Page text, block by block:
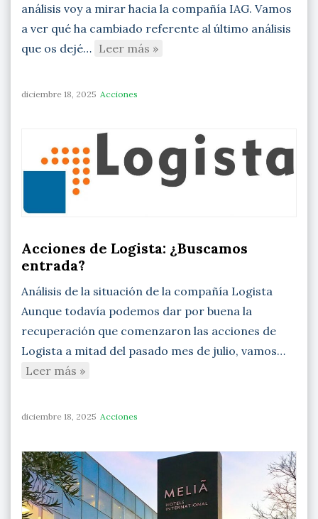
análisis voy a mirar hacia la compañía IAG. Vamos
a ver qué ha cambiado referente al último análisis
que os dejé… Leer más »
diciembre 18, 2025 Acciones
Acciones de Logista: ¿Buscamos
entrada?
Análisis de la situación de la compañía Logista
Aunque todavía podemos dar por buena la
recuperación que comenzaron las acciones de
Logista a mitad del pasado mes de julio, vamos…
Leer más »
diciembre 18, 2025 Acciones